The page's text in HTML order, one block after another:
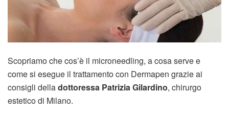
Scopriamo che cos’è il microneedling, a cosa serve e
come si esegue il trattamento con Dermapen grazie ai
consigli delladottoressa Patrizia Gilardino, chirurgo
estetico di Milano.